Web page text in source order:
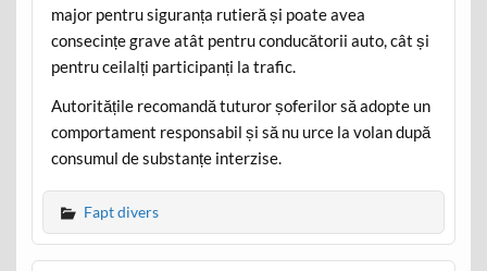
major pentru siguranța rutieră și poate avea
consecințe grave atât pentru conducătorii auto, cât și
pentru ceilalți participanți la trafic.
Autoritățile recomandă tuturor șoferilor să adopte un
comportament responsabil și să nu urce la volan după
consumul de substanțe interzise.
Fapt divers